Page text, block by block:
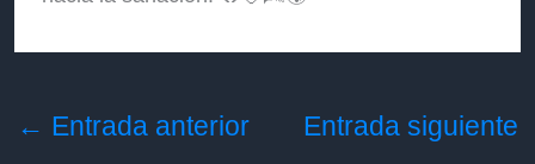
← Entrada anterior
Entrada siguiente